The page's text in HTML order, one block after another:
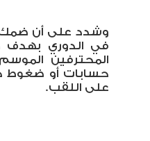
وشدد على أن ضمك
في الدوري بهدف
المحترفين
حسابات أو ضغوط
على اللقب.